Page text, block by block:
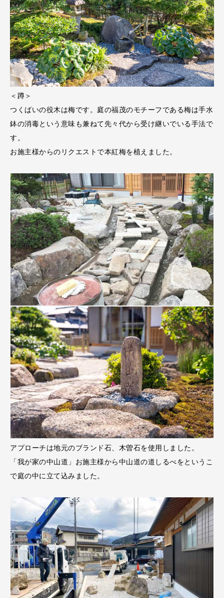
＜蹲＞
つくばいの役木は梅です。庭の福茂のモチーフである梅は手水
鉢の消毒という意味も兼ねて先々代から受け継いでいる手法で
す。
お施主様からのリクエストで本紅梅を植えました。
アプローチは地元のブランド石、木曽石を使用しました。
「我が家の中山道」お施主様から中山道の道しるべをというこ
で庭の中に立て込みました。